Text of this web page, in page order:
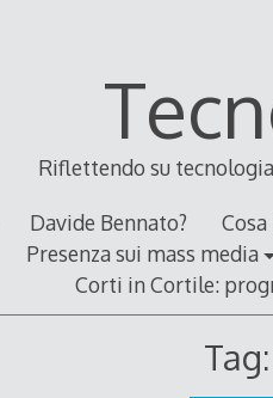
Riflettendo su
Davide Bennato?
Presenza sui mass media
Corti in Cortile:
Tag: